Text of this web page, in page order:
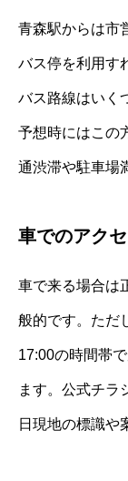
青森駅からは市
バス停を利用す
バス路線はいく
予想時にはこの
通渋滞や駐車場
車でのアク
車で来る場合は
般的です。ただ
17:00の時間帯
ます。公式チラ
日現地の標識や